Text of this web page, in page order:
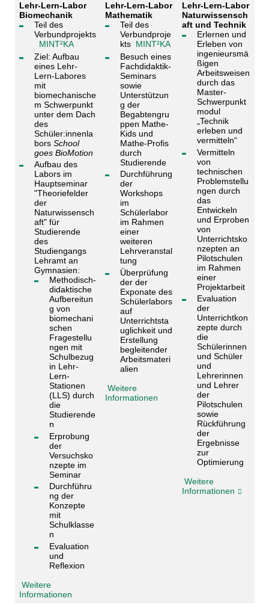
Lehr-Lern-Labor
Biomechanik
Teil des
Verbundprojekts
MINT²KA
Ziel: Aufbau
eines Lehr-
Lern-Labores
mit
biomechanische
m Schwerpunkt
unter dem Dach
des
Schüler:innenla
bors School
goes BioMotion
Aufbau des
Labors im
Hauptseminar
"Theoriefelder
der
Naturwissensch
aft" für
Studierende
des
Studiengangs
Lehramt an
Gymnasien:
Methodisch-
didaktische
Aufbereitun
g von
biomechani
schen
Fragestellu
ngen mit
Schulbezug
in Lehr-
Lern-
Stationen
(LLS) durch
die
Studierende
n
Erprobung
der
Versuchsko
nzepte im
Seminar
Durchführu
ng der
Konzepte
mit
Schulklasse
n
Evaluation
und
Reflexion
Weitere
Informationen
Lehr-Lern-Labor
Mathematik
Teil des
Verbundproje
kts MINT²KA
Besuch eines
Fachdidaktik-
Seminars
sowie
Unterstützun
g der
Begabtengru
ppen Mathe-
Kids und
Mathe-Profis
durch
Studierende
Durchführung
der
Workshops
im
Schülerlabor
im Rahmen
einer
weiteren
Lehrveranstal
tung
Überprüfung
der der
Exponate des
Schülerlabors
auf
Unterrichtsta
uglichkeit und
Erstellung
begleitender
Arbeitsmateri
alien
Weitere
Informationen
Lehr-Lern-Labor
Naturwissensch
aft und Technik
Erlernen und
Erleben von
ingenieursmä
ßigen
Arbeitsweisen
durch das
Master-
Schwerpunkt
modul
„Technik
erleben und
vermitteln“
Vermitteln
von
technischen
Problemstellu
ngen durch
das
Entwickeln
und Erproben
von
Unterrichtsko
nzepten an
Pilotschulen
im Rahmen
einer
Projektarbeit
Evaluation
der
Unterrichtkon
zepte durch
die
Schülerinnen
und Schüler
und
Lehrerinnen
und Lehrer
der
Pilotschulen
sowie
Rückführung
der
Ergebnisse
zur
Optimierung
Weitere
Informationen